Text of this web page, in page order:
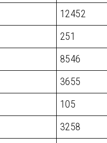
12452
251
8546
3655
105
3258